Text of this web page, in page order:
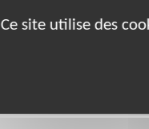
Ce site utilise des